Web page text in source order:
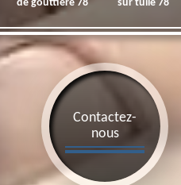
de gouttière 78
sur tuile 78
Contactez-
nous